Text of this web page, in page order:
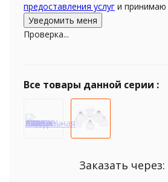
предоставления услуг и принимаю
Проверка...
Все товары данной серии :
Заказать через: